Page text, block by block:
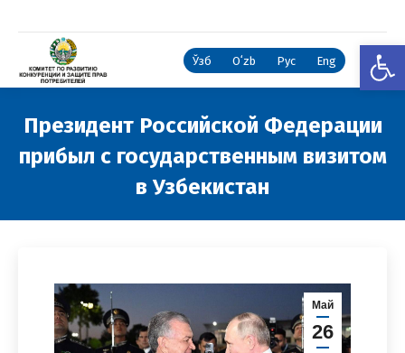
Ўзб Oʻzb Рус Eng
Президент Российской Федерации
прибыл с государственным визитом
в Узбекистан
Май
26